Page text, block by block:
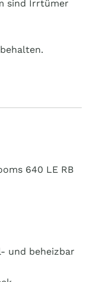
sind Irrtümer
640 LE RB
und beheizbar